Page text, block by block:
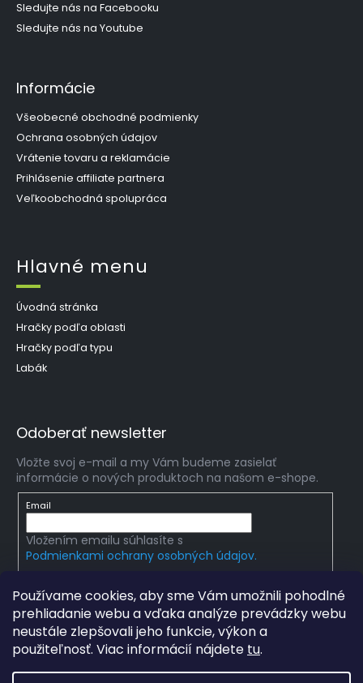
Používame cookies, aby sme Vám umožnili pohodlné
prehliadanie webu a vďaka analýze prevádzky webu
neustále zlepšovali jeho funkcie, výkon a
použiteľnosť. Viac informácií nájdete tu.
Sledujte nás na Facebooku
Sledujte nás na Youtube
Informácie
Všeobecné obchodné podmienky
Ochrana osobných údajov
Vrátenie tovaru a reklamácie
Prihlásenie affiliate partnera
Veľkoobchodná spolupráca
Hlavné menu
Úvodná stránka
Hračky podľa oblasti
Hračky podľa typu
Labák
Odoberať newsletter
Vložte svoj e-mail a my Vám budeme zasielať
informácie o nových produktoch na našom e-shope.
Email
Vložením emailu súhlasíte s
Podmienkami ochrany osobných údajov.
mlady-vedec.sk
. Všetky práva
vyhradené.Upraviť nastavenie cookies